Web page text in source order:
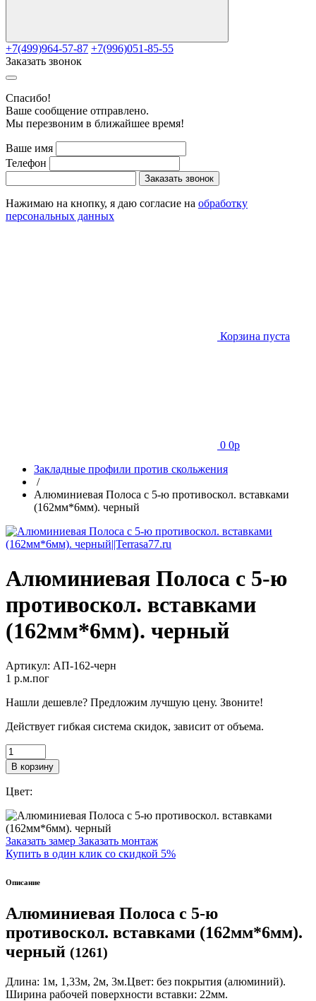
+7(499)964-57-87 +7(996)051-85-55
Заказать звонок
Cпасибо!
Ваше сообщение отправлено.
Мы перезвоним в ближайшее время!
Ваше имя
Телефон
Заказать звонок
Нажимаю на кнопку, я даю согласие на обработку
персональных данных
Корзина пуста
0 0p
Закладные профили против скольжения
/
Алюминиевая Полоса с 5-ю противоскол. вставками
(162мм*6мм). черный
Алюминиевая Полоса с 5-ю
противоскол. вставками
(162мм*6мм). черный
Артикул: АП-162-черн
1 p.м.пог
Нашли дешевле? Предложим лучшую цену. Звоните!
Действует гибкая система скидок, зависит от объема.
В корзину
Цвет:
Заказать замер Заказать монтаж
Купить в один клик со скидкой 5%
Описание
Алюминиевая Полоса с 5-ю
противоскол. вставками (162мм*6мм).
черный (1261)
Длина: 1м, 1,33м, 2м, 3м.Цвет: без покрытия (алюминий).
Ширина рабочей поверхности вставки: 22мм.